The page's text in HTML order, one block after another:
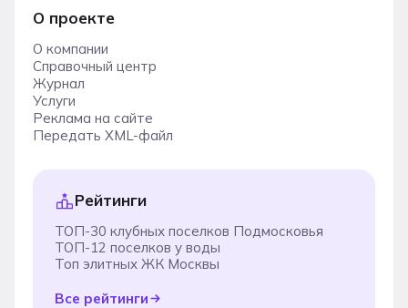
О проекте
О компании
Справочный центр
Журнал
Услуги
Реклама на сайте
Передать XML-файл
Рейтинги
ТОП-30 клубных поселков Подмосковья
ТОП-12 поселков у воды
Топ элитных ЖК Москвы
Все рейтинги